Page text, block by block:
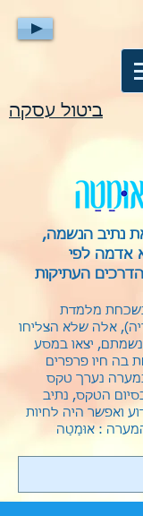
ביטול עסקה
נתיב הנשמה,
אדמה לפי
העתיקות
מלמדת
אלה שלא הצליחו
יצאו במסע
בה חיו פרפרים
נערך טקס
הטקס, נתיב
ואפשר היה לחיות
: אוּמַטַה